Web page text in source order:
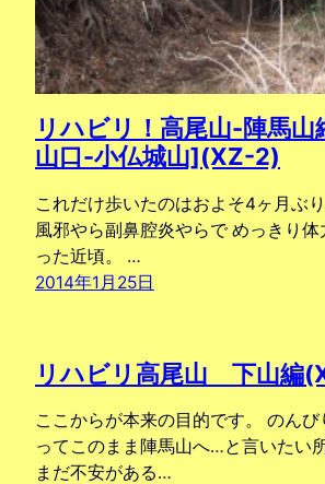
リハビリ！高尾山-陣馬山
山口-小仏城山](XZ-2)
これだけ歩いたのはおよそ4ヶ月ぶ
風邪やら副鼻腔炎やらで めっきり体
った近頃。 …
2014年1月25日
リハビリ高尾山 下山編
ここからが本来の目的です。 のん
ってこのまま陣馬山へ…と言いたい
まだ不安がある…